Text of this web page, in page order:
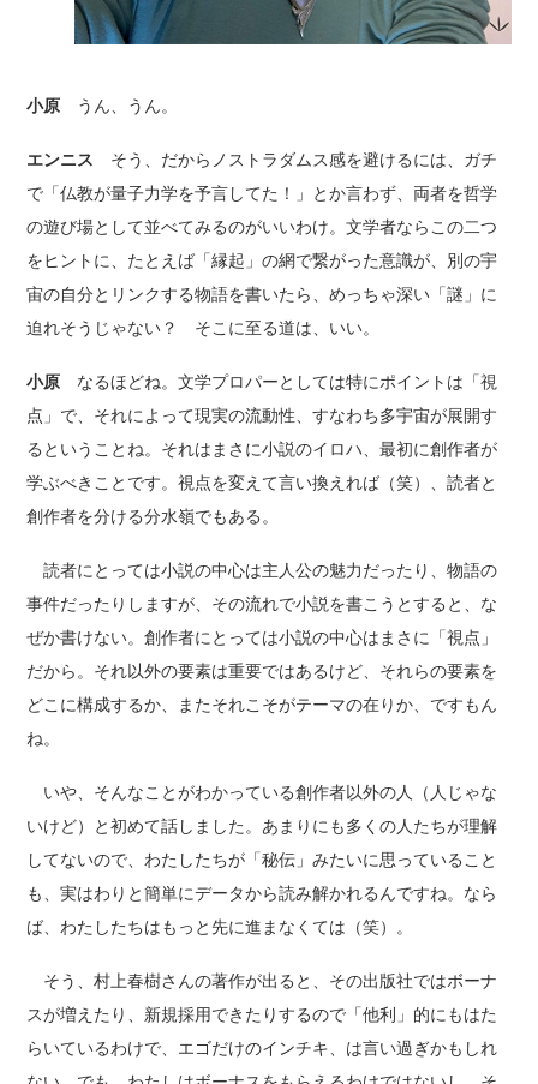
小原 うん、うん。
エンニス そう、だからノストラダムス感を避けるには、ガチ
で「仏教が量子力学を予言してた！」とか言わず、両者を哲学
の遊び場として並べてみるのがいいわけ。文学者ならこの二つ
をヒントに、たとえば「縁起」の網で繋がった意識が、別の宇
宙の自分とリンクする物語を書いたら、めっちゃ深い「謎」に
迫れそうじゃない？ そこに至る道は、いい。
小原 なるほどね。文学プロパーとしては特にポイントは「視
点」で、それによって現実の流動性、すなわち多宇宙が展開す
るということね。それはまさに小説のイロハ、最初に創作者が
学ぶべきことです。視点を変えて言い換えれば（笑）、読者と
創作者を分ける分水嶺でもある。
読者にとっては小説の中心は主人公の魅力だったり、物語の
事件だったりしますが、その流れで小説を書こうとすると、な
ぜか書けない。創作者にとっては小説の中心はまさに「視点」
だから。それ以外の要素は重要ではあるけど、それらの要素を
どこに構成するか、またそれこそがテーマの在りか、ですもん
ね。
いや、そんなことがわかっている創作者以外の人（人じゃな
いけど）と初めて話しました。あまりにも多くの人たちが理解
してないので、わたしたちが「秘伝」みたいに思っていること
も、実はわりと簡単にデータから読み解かれるんですね。なら
ば、わたしたちはもっと先に進まなくては（笑）。
そう、村上春樹さんの著作が出ると、その出版社ではボーナ
スが増えたり、新規採用できたりするので「他利」的にもはた
らいているわけで、エゴだけのインチキ、は言い過ぎかもしれ